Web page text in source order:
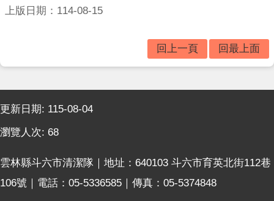
務
相
關
法
規
表
格
下
上版日期：114-08-15
回上一頁 回最上面
更新日期: 115-08-04
瀏覽人次: 68
雲林縣斗六市清潔隊｜地址：640103 斗六市育英北街112巷
106號｜電話：05-5336585｜傳真：05-5374848